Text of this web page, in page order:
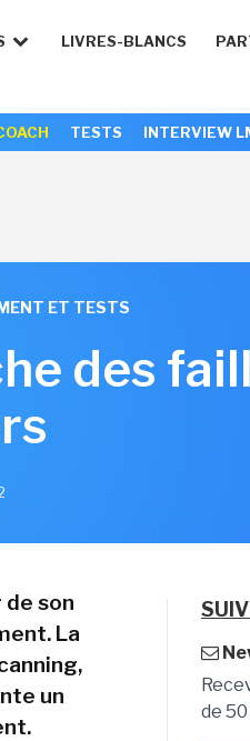
LIVRES-BLANCS
TESTS INTERVIEW
ET TESTS
des
de son
La
un
de